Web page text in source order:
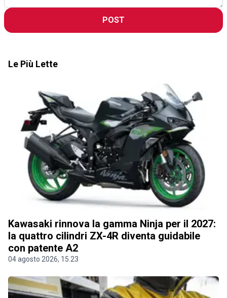
POST
Le Più Lette
Kawasaki rinnova la gamma Ninja per il 2027:
la quattro cilindri ZX-4R diventa guidabile
con patente A2
04 agosto 2026, 15.23